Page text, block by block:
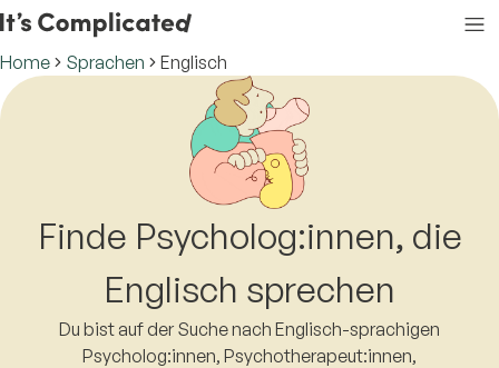
Home Sprachen Englisch
Finde Psycholog:innen, die
Englisch sprechen
Du bist auf der Suche nach Englisch-sprachigen
Psycholog:innen, Psychotherapeut:innen,